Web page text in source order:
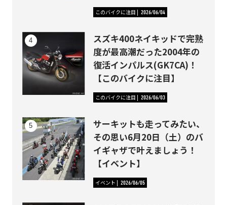
このバイクに注目 2026/06/04
スズキ400ネイキッドで完熟
度が最高潮だった2004年の
復活インパルス(GK7CA)！
【このバイクに注目】
このバイクに注目 2026/06/03
サーキットも走ってみたい、
その思い6月20日（土）のバ
イギャザで叶えましょう！
【イベント】
イベント 2026/06/05